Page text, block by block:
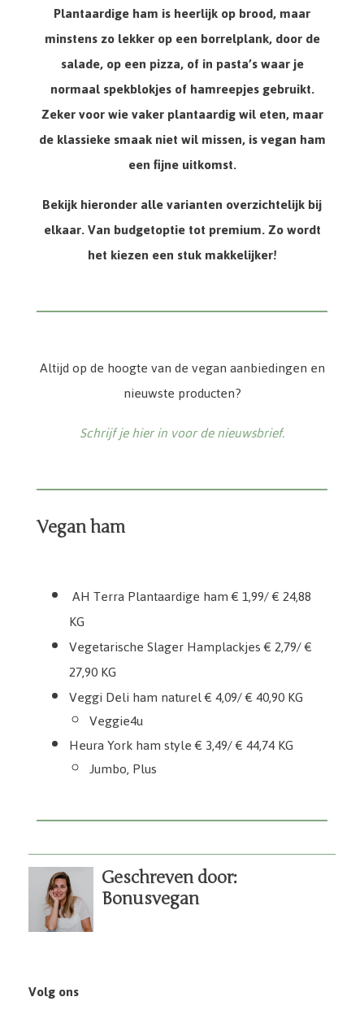
Plantaardige ham is heerlijk op brood, maar
minstens zo lekker op een borrelplank, door de
salade, op een pizza, of in pasta’s waar je
normaal spekblokjes of hamreepjes gebruikt.
Zeker voor wie vaker plantaardig wil eten, maar
de klassieke smaak niet wil missen, isvegan ham
een fijne uitkomst.
Bekijk hieronder alle varianten overzichtelijk bij
elkaar. Van budgetoptie tot premium. Zo wordt
het kiezen een stuk makkelijker!
Altijd op de hoogte van de vegan aanbiedingen en
nieuwste producten?
Schrijf je hier in voor de nieuwsbrief.
Vegan ham
AH Terra Plantaardige ham € 1,99/ € 24,88
KG
Vegetarische Slager Hamplackjes € 2,79/ €
27,90 KG
Veggi Deli ham naturel € 4,09/ € 40,90 KG
Veggie4u
Heura York ham style € 3,49/ € 44,74 KG
Jumbo, Plus
Geschreven door:
Bonusvegan
Volg ons